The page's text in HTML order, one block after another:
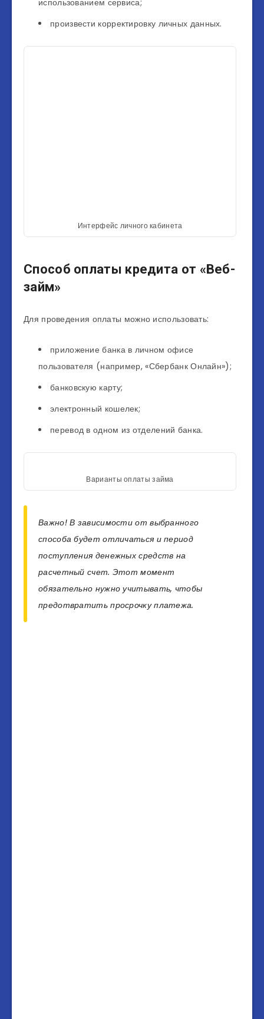
использованием сервиса;
произвести корректировку личных данных.
Интерфейс личного кабинета
Способ оплаты кредита от «Веб-
займ»
Для проведения оплаты можно использовать:
приложение банка в личном офисе
пользователя (например, «Сбербанк Онлайн»);
банковскую карту;
электронный кошелек;
перевод в одном из отделений банка.
Варианты оплаты займа
Важно! В зависимости от выбранного
способа будет отличаться и период
поступления денежных средств на
расчетный счет. Этот момент
обязательно нужно учитывать, чтобы
предотвратить просрочку платежа.